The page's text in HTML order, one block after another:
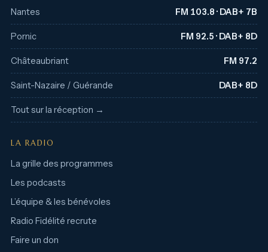
Nantes FM 103.8 · DAB+ 7B
Pornic FM 92.5 · DAB+ 8D
Châteaubriant FM 97.2
Saint-Nazaire / Guérande DAB+ 8D
Tout sur la réception →
LA RADIO
La grille des programmes
Les podcasts
L’équipe & les bénévoles
Radio Fidélité recrute
Faire un don